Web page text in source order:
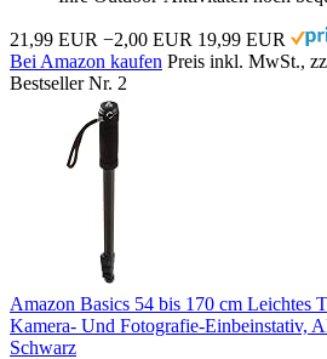
21,99 EUR −2,00 EUR 19,99 EUR
Bei Amazon kaufen Preis inkl. MwSt.,
Bestseller Nr. 2
Amazon Basics 54 bis 170 cm Leichtes
Kamera- Und Fotografie-Einbeinstativ,
Schwarz